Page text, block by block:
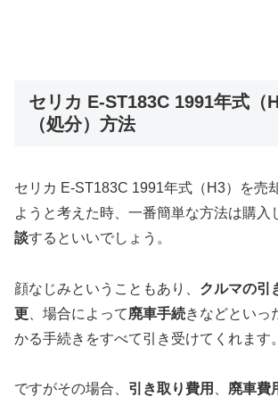
セリカ E-ST183C 1991年式（
（処分）方法
セリカ E-ST183C 1991年式（H3）を売
ようと考えた時、一番簡単な方法は購入
談するといいでしょう。
顔なじみということもあり、 クルマの引
更 、場合によって廃車手続きなどといっ
かる手続きをすべて引き受けてくれます。
ですがその場合、 引き取り費用 廃車費